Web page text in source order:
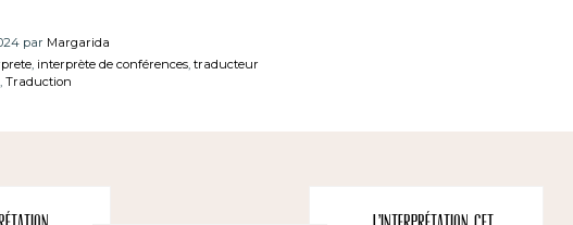
par Margarida
, interprète de conférences, traducteur
, Traduction